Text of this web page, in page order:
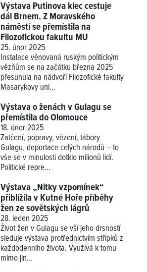
Výstava Putinova klec cestuje
dál Brnem. Z Moravského
náměstí se přemístila na
Filozofickou fakultu MU
25. únor 2025
Instalace věnovaná ruským politickým
vězňům se na začátku března 2025
přesunula na nádvoří Filozofické fakulty
Masarykovy uni...
Výstava o ženách v Gulagu se
přemístila do Olomouce
18. únor 2025
Zatčení, popravy, vězení, tábory
Gulagu, deportace celých národů – to
vše se v minulosti dotklo milionů lidí.
Politické repre...
Výstava „Nitky vzpomínek“
přiblížila v Kutné Hoře příběhy
žen ze sovětských lágrů
28. leden 2025
Život žen v Gulagu se vší jeho drsností
sleduje výstava protřednictvím střípků z
každodenního života. Využívá k tomu
mimo jin...